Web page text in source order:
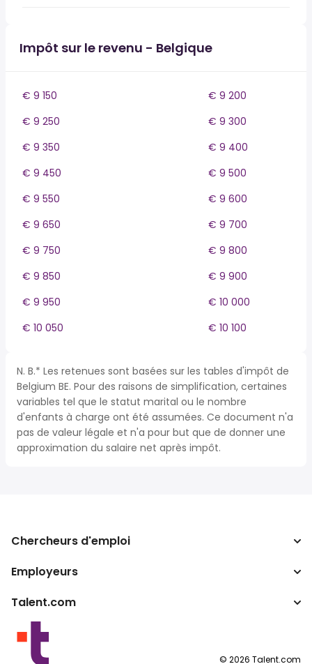
Impôt sur le revenu - Belgique
€ 9 150
€ 9 200
€ 9 250
€ 9 300
€ 9 350
€ 9 400
€ 9 450
€ 9 500
€ 9 550
€ 9 600
€ 9 650
€ 9 700
€ 9 750
€ 9 800
€ 9 850
€ 9 900
€ 9 950
€ 10 000
€ 10 050
€ 10 100
N. B.* Les retenues sont basées sur les tables d'impôt de
Belgium BE. Pour des raisons de simplification, certaines
variables tel que le statut marital ou le nombre
d'enfants à charge ont été assumées. Ce document n'a
pas de valeur légale et n'a pour but que de donner une
approximation du salaire net après impôt.
Chercheurs d'emploi
Recherche d'emploi
Convertisseur de salaire
Employeurs
Entreprises
Programmes partenaires
Talent.com
Autres pays
Conditions d’utilisation
© 2026 Talent.com